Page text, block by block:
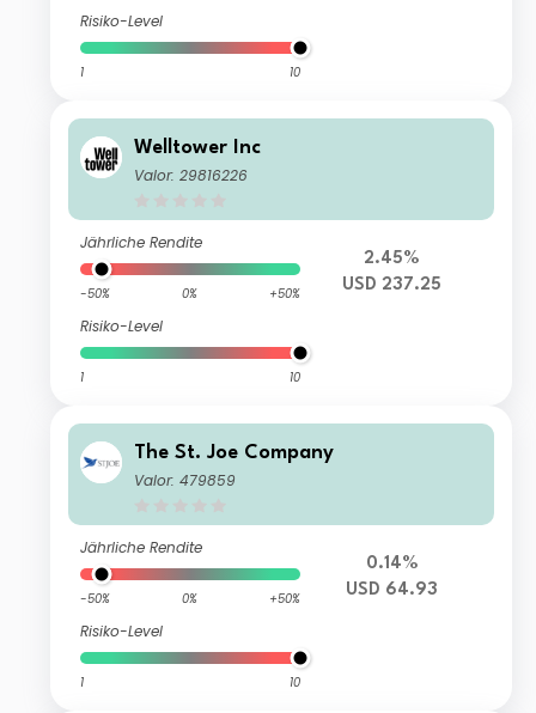
Risiko-Level
1 10
Welltower Inc
Valor: 29816226
Jährliche Rendite
-50% 0% +50%
Risiko-Level
1 10
2.45%
USD 237.25
The St. Joe Company
Valor: 479859
Jährliche Rendite
-50% 0% +50%
Risiko-Level
1 10
0.14%
USD 64.93